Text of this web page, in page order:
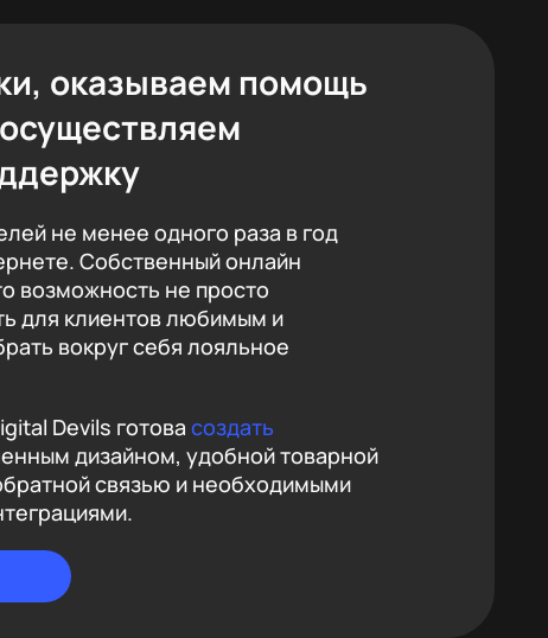
оказываем помощь
не менее одного раза в год
Собственный онлайн
возможность не просто
для клиентов любимым и
вокруг себя лояльное
Devils готовасоздать
дизайном, удобной товарной
связью и необходимыми